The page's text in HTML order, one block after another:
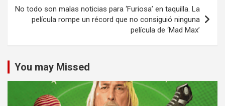
No todo son malas noticias para ‘Furiosa’ en taquilla. La
película rompe un récord que no consiguió ninguna
película de ‘Mad Max’
You may Missed